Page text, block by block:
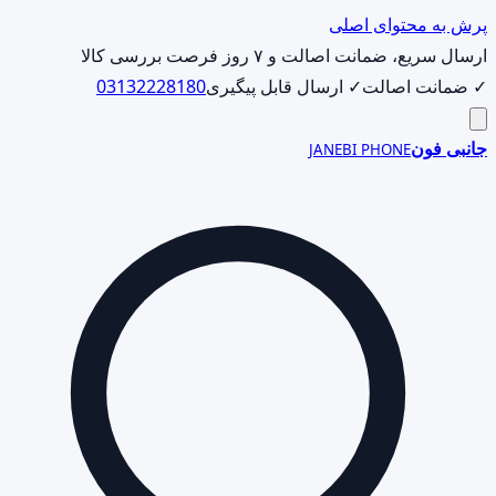
پرش به محتوای اصلی
ارسال سریع، ضمانت اصالت و ۷ روز فرصت بررسی کالا
✓ ضمانت اصالت✓ ارسال قابل پیگیری03132228180
جانبی فونJANEBI PHONE